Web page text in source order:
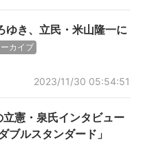
ゆき、立民・米山隆一に
カイブ
2023/11/30 05:54:51
立憲・泉氏インタビュー
ブルスタンダード」